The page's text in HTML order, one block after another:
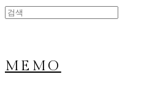
MEMO